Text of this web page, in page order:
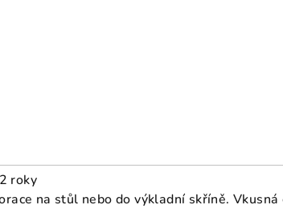
roky
na stůl nebo do výkladní skříně.